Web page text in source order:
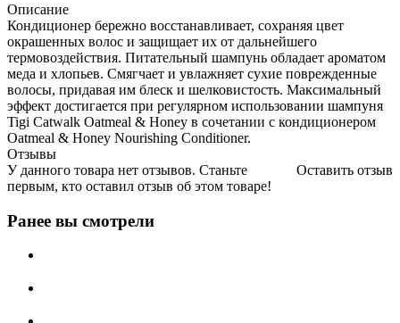
Описание
Кондиционер бережно восстанавливает, сохраняя цвет
окрашенных волос и защищает их от дальнейшего
термовоздействия. Питательный шампунь обладает ароматом
меда и хлопьев. Смягчает и увлажняет сухие поврежденные
волосы, придавая им блеск и шелковистость. Максимальный
эффект достигается при регулярном использовании шампуня
Tigi Catwalk Oatmeal & Honey в сочетании с кондиционером
Oatmeal & Honey Nourishing Conditioner.
Отзывы
Оставить отзыв
У данного товара нет отзывов. Станьте
первым, кто оставил отзыв об этом товаре!
Ранее вы смотрели